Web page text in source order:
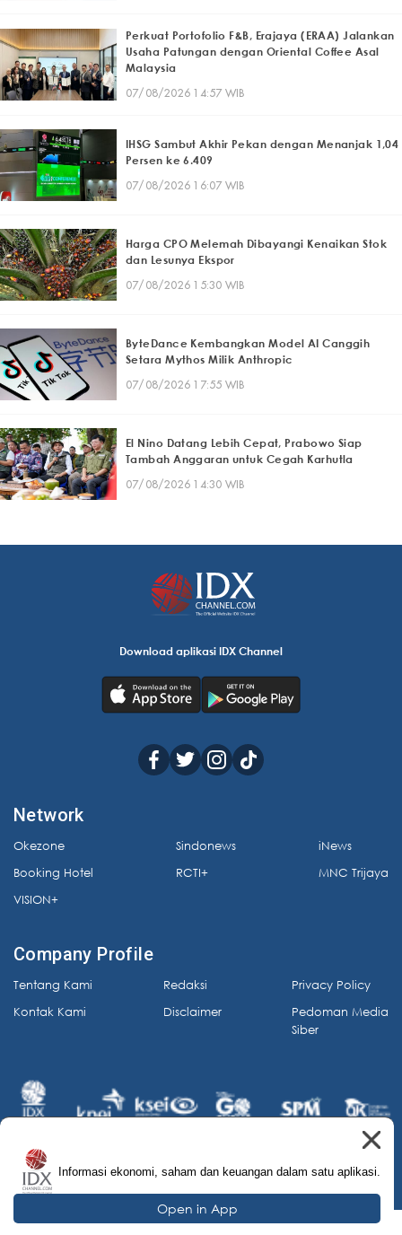
Perkuat Portofolio F&B, Erajaya (ERAA) Jalankan
Usaha Patungan dengan Oriental Coffee Asal
Malaysia
07/08/2026 14:57 WIB
IHSG Sambut Akhir Pekan dengan Menanjak 1,04
Persen ke 6.409
07/08/2026 16:07 WIB
Harga CPO Melemah Dibayangi Kenaikan Stok
dan Lesunya Ekspor
07/08/2026 15:30 WIB
ByteDance Kembangkan Model AI Canggih
Setara Mythos Milik Anthropic
07/08/2026 17:55 WIB
El Nino Datang Lebih Cepat, Prabowo Siap
Tambah Anggaran untuk Cegah Karhutla
07/08/2026 14:30 WIB
Download aplikasi IDX Channel
Network
Okezone
Booking Hotel
VISION+
Sindonews
RCTI+
iNews
MNC Trijaya
Company Profile
Tentang Kami
Kontak Kami
Redaksi
Disclaimer
Privacy Policy
Pedoman Media
Siber
© 2026 IDX Channel. All Rights Reserved.
Informasi ekonomi, saham dan keuangan dalam satu aplikasi.
Open in App